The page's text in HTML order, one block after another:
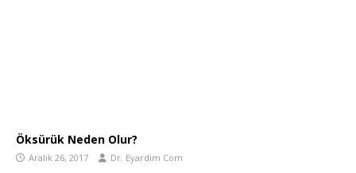
Öksürük Neden Olur?
Aralık 26, 2017 Dr. Eyardim Com